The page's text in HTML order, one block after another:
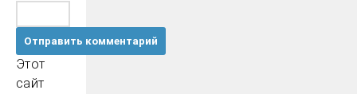
Этот
сайт